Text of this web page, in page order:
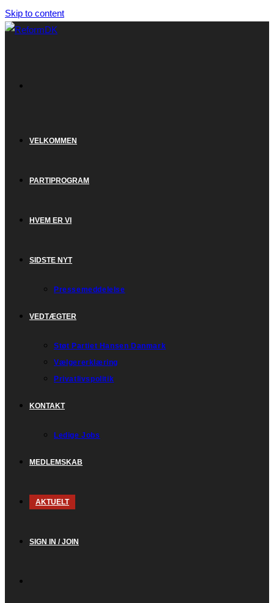
Skip to content
VELKOMMEN
PARTIPROGRAM
HVEM ER VI
SIDSTE NYT
Pressemeddelelse
VEDTÆGTER
Støt Partiet Hansen Danmark
Vælgererklæring
Privatlivspolitik
KONTAKT
Ledige Jobs
MEDLEMSKAB
AKTUELT
SIGN IN / JOIN